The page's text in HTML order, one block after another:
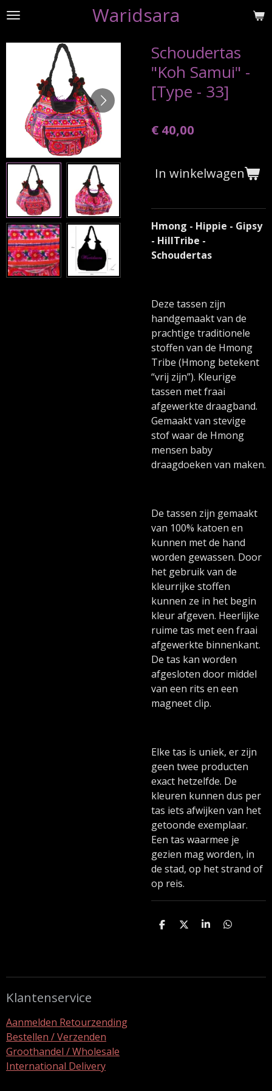
Ga
naar
hoofdinhoud
Waridsara
Schoudertas
"Koh Samui" -
[Type - 33]
€ 40,00
In winkelwagen
Hmong - Hippie - Gipsy
- HillTribe -
Schoudertas
Deze tassen zijn
handgemaakt van de
prachtige traditionele
stoffen van de Hmong
Tribe (Hmong betekent
“vrij zijn”). Kleurige
tassen met fraai
afgewerkte draagband.
Gemaakt van stevige
stof waar de Hmong
mensen baby
draagdoeken van maken.
De tassen zijn gemaakt
van 100% katoen en
kunnen met de hand
worden gewassen. Door
het gebruik van de
kleurrijke stoffen
kunnen ze in het begin
kleur afgeven. Heerlijke
ruime tas met een fraai
afgewerkte binnenkant.
De tas kan worden
afgesloten door middel
van een rits en een
magneet clip.
Elke tas is uniek, er zijn
geen twee producten
exact hetzelfde. De
kleuren kunnen dus per
tas iets afwijken van het
getoonde exemplaar.
Een tas waarmee je
gezien mag worden, in
de stad, op het strand of
op reis.
D
D
S
D
Klantenservice
Aanmelden Retourzending
Bestellen / Verzenden
Groothandel / Wholesale
International Delivery